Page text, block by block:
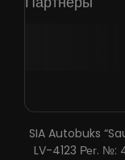
SIA Autobuks
LV-4123 Рег.